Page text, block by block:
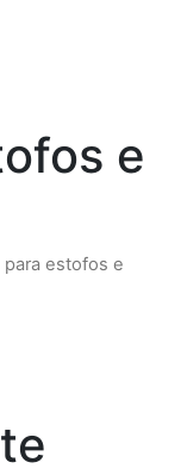
e
para estofos e